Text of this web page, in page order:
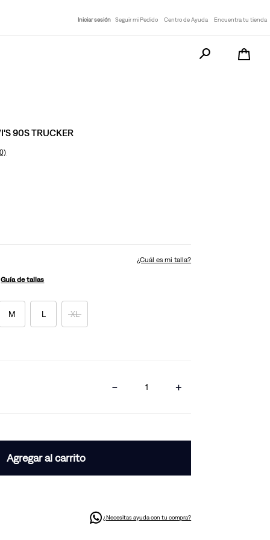
compras desde $79.990.Iniciar sesión Seguir mi Pedido Centro de Ayuda Encuentra tu tienda
Busca tu producto
90S TRUCKER
¿Cuál es mi talla?
Guía de tallas
M L XL
＋
－
Agregar al carrito
¿Necesitas ayuda con tu compra?